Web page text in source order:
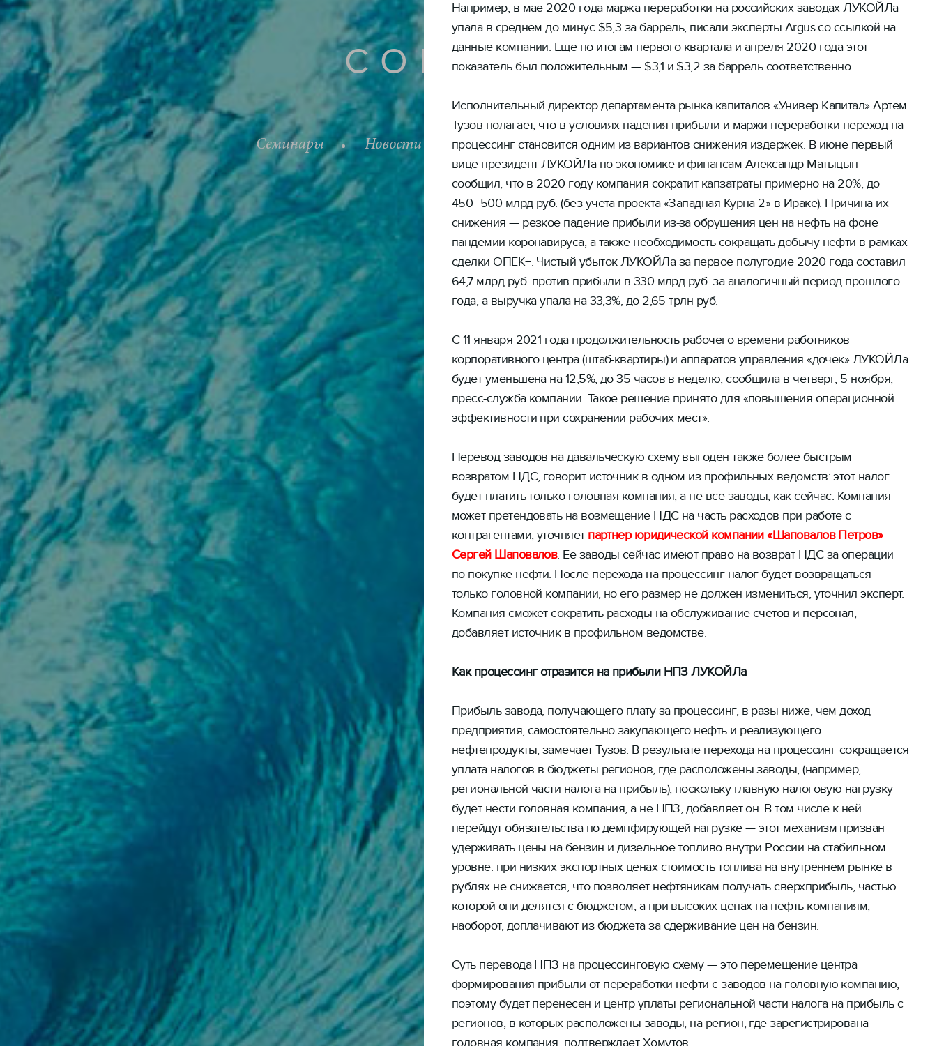
Например, в мае 2020 года маржа переработки на российских заводах ЛУКОЙЛа
упала в среднем до минус $5,3 за баррель, писали эксперты Argus со ссылкой на
данные компании. Еще по итогам первого квартала и апреля 2020 года этот
показатель был положительным — $3,1 и $3,2 за баррель соответственно.
Исполнительный директор департамента рынка капиталов «Универ Капитал» Артем
Тузов полагает, что в условиях падения прибыли и маржи переработки переход на
процессинг становится одним из вариантов снижения издержек. В июне первый
вице-президент ЛУКОЙЛа по экономике и финансам Александр Матыцын
сообщил, что в 2020 году компания сократит капзатраты примерно на 20%, до
450–500 млрд руб. (без учета проекта «Западная Курна-2» в Ираке). Причина их
снижения — резкое падение прибыли из-за обрушения цен на нефть на фоне
пандемии коронавируса, а также необходимость сокращать добычу нефти в рамках
сделки ОПЕК+. Чистый убыток ЛУКОЙЛа за первое полугодие 2020 года составил
64,7 млрд руб. против прибыли в 330 млрд руб. за аналогичный период прошлого
года, а выручка упала на 33,3%, до 2,65 трлн руб.
С 11 января 2021 года продолжительность рабочего времени работников
корпоративного центра (штаб-квартиры) и аппаратов управления «дочек» ЛУКОЙЛа
будет уменьшена на 12,5%, до 35 часов в неделю, сообщила в четверг, 5 ноября,
пресс-служба компании. Такое решение принято для «повышения операционной
эффективности при сохранении рабочих мест».
Перевод заводов на давальческую схему выгоден также более быстрым
возвратом НДС, говорит источник в одном из профильных ведомств: этот налог
будет платить только головная компания, а не все заводы, как сейчас. Компания
может претендовать на возмещение НДС на часть расходов при работе с
контрагентами, уточняет партнер юридической компании «Шаповалов Петров»
Сергей Шаповалов. Ее заводы сейчас имеют право на возврат НДС за операции
по покупке нефти. После перехода на процессинг налог будет возвращаться
только головной компании, но его размер не должен измениться, уточнил эксперт.
Компания сможет сократить расходы на обслуживание счетов и персонал,
добавляет источник в профильном ведомстве.
Как процессинг отразится на прибыли НПЗ ЛУКОЙЛа
Прибыль завода, получающего плату за процессинг, в разы ниже, чем доход
предприятия, самостоятельно закупающего нефть и реализующего
нефтепродукты, замечает Тузов. В результате перехода на процессинг сокращается
уплата налогов в бюджеты регионов, где расположены заводы, (например,
региональной части налога на прибыль), поскольку главную налоговую нагрузку
будет нести головная компания, а не НПЗ, добавляет он. В том числе к ней
перейдут обязательства по демпфирующей нагрузке — этот механизм призван
удерживать цены на бензин и дизельное топливо внутри России на стабильном
уровне: при низких экспортных ценах стоимость топлива на внутреннем рынке в
рублях не снижается, что позволяет нефтяникам получать сверхприбыль, частью
которой они делятся с бюджетом, а при высоких ценах на нефть компаниям,
наоборот, доплачивают из бюджета за сдерживание цен на бензин.
Суть перевода НПЗ на процессинговую схему — это перемещение центра
формирования прибыли от переработки нефти с заводов на головную компанию,
поэтому будет перенесен и центр уплаты региональной части налога на прибыль с
регионов, в которых расположены заводы, на регион, где зарегистрирована
головная компания, подтверждает Хомутов.
СОБЫТИЯ
Семинары Новости Вакансии Статьи и обзоры